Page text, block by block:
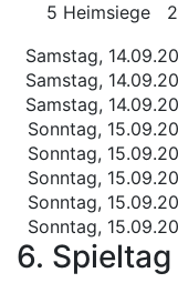
5 Heimsiege 2
Samstag,
Samstag,
Samstag,
Sonntag,
Sonntag,
Sonntag,
Sonntag,
Sonntag,
6. Spieltag